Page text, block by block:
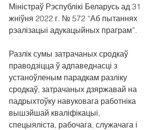
Міністраў Рэспублікі Беларусь ад 31
жніўня 2022 г. № 572 “Аб пытаннях
рэалізацыі адукацыйных праграм”.
Разлік сумы затрачаных сродкаў
праводзіцца ў адпаведнасці з
устаноўленым парадкам разліку
сродкаў, затрачаных дзяржавай на
падрыхтоўку навуковага работніка
вышэйшай кваліфікацыі,
спецыяліста, рабочага, служачага і